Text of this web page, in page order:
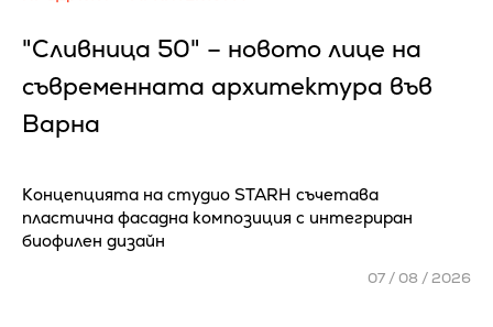
"Сливница 50" – новото лице на
съвременната архитектура във
Варна
Концепцията на студио STARH съчетава
пластична фасадна композиция с интегриран
биофилен дизайн
07 / 08 / 2026